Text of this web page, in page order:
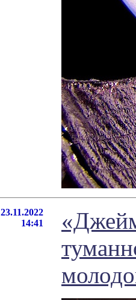
23.11.2022
14:41